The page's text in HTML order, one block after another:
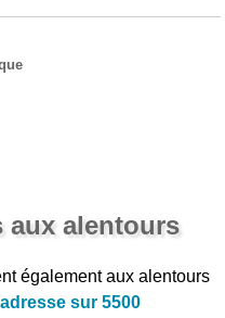
aux alentours
également aux alentours
sur 5500